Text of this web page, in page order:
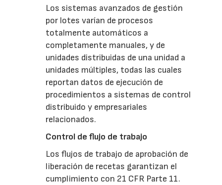
Los sistemas avanzados de gestión
por lotes varían de procesos
totalmente automáticos a
completamente manuales, y de
unidades distribuidas de una unidad a
unidades múltiples, todas las cuales
reportan datos de ejecución de
procedimientos a sistemas de control
distribuido y empresariales
relacionados.
Control de flujo de trabajo
Los flujos de trabajo de aprobación de
liberación de recetas garantizan el
cumplimiento con 21 CFR Parte 11.